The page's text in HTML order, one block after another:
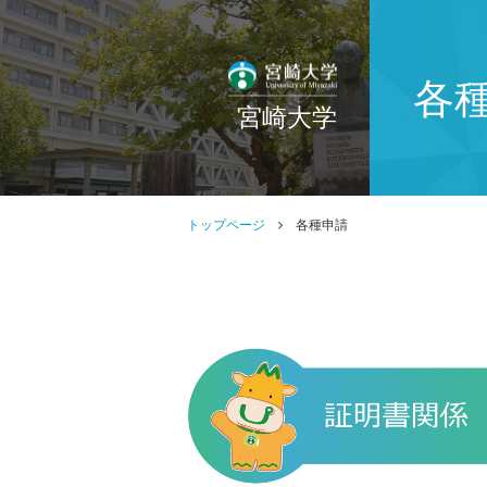
宮崎大学 各
トップページ 各種申請